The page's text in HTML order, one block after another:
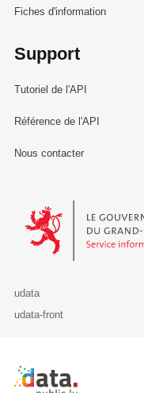
Fiches d'information
Support
Tutoriel de l'API
Référence de l'API
Nous contacter
Le Gouvernement du
udata
udata-front
Retour à l'accueil de